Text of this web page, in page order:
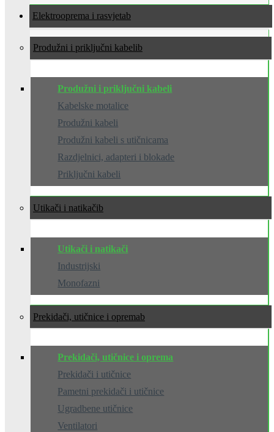
Elektrooprema i rasvjeta
Produžni i priključni kabeli
Produžni i priključni kabeli
Kabelske motalice
Produžni kabeli
Produžni kabeli s utičnicama
Razdjelnici, adapteri i blokade
Priključni kabeli
Utikači i natikači
Utikači i natikači
Industrijski
Monofazni
Prekidači, utičnice i oprema
Prekidači, utičnice i oprema
Prekidači i utičnice
Pametni prekidači i utičnice
Ugradbene utičnice
Ventilatori